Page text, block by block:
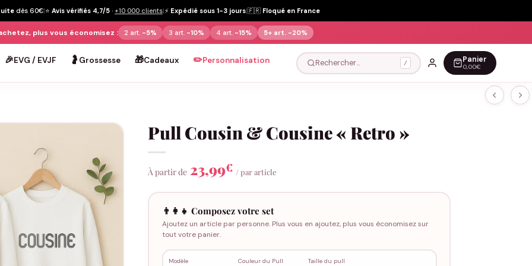
dès 60€|⭐ Avis vérifiés 4,7/5 · +10 000 clients|⚡ Expédié sous 1-3 jours|🇫🇷 Floqué en France
plus vous économisez : 2 art. -5% 3 art. -10% 4 art. -15% 5+ art. -20%
🎉EVG / EVJF 🤰 Grossesse 🎁Cadeaux ✏️Personnalisation Rechercher… / Panier
0,00€
Pull Cousin & Cousine « Retro »
À partir de 23,99€ / par article
👨‍👩‍👧 Composez votre set
Ajoutez un article par personne. Plus vous en ajoutez, plus vous économisez sur
tout votre panier.
Modèle Couleur du Pull Taille du pull